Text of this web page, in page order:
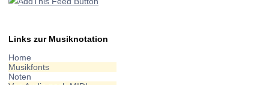
Links zur Musiknotation
Home
Musikfonts
Noten